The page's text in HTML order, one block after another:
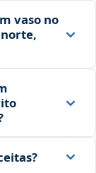
vaso no